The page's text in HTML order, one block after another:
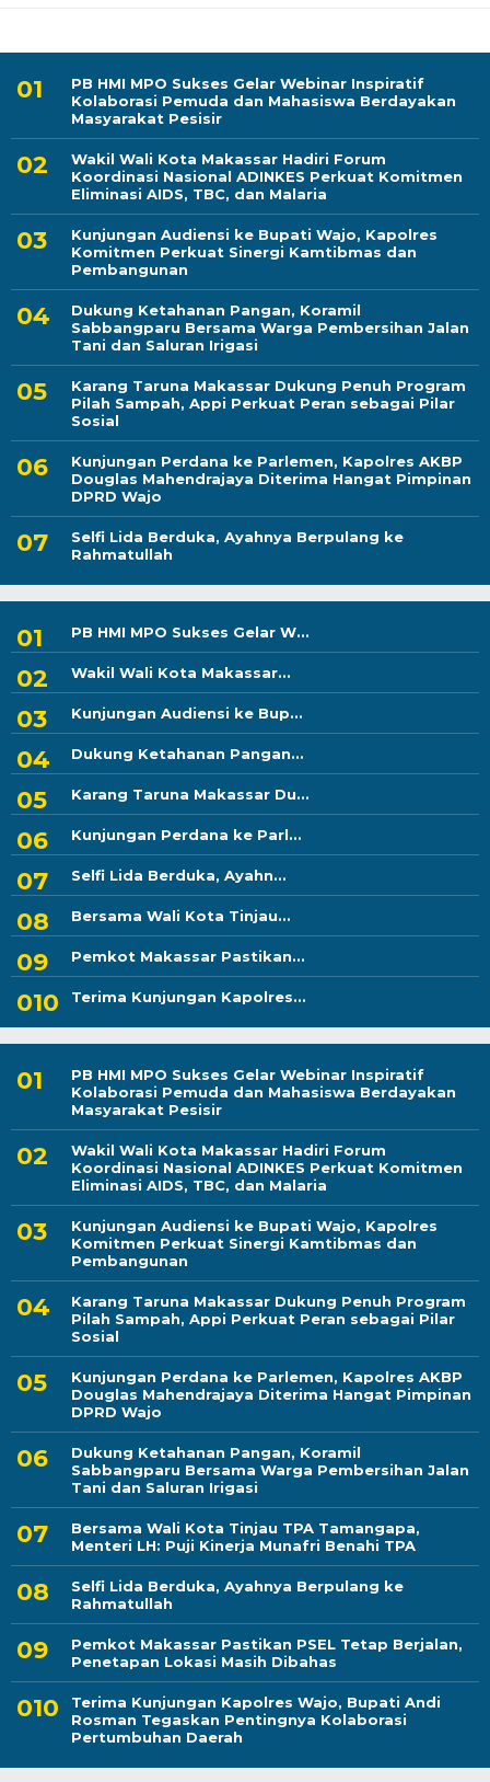
PB HMI MPO Sukses Gelar Webinar Inspiratif
Kolaborasi Pemuda dan Mahasiswa Berdayakan
Masyarakat Pesisir
Wakil Wali Kota Makassar Hadiri Forum
Koordinasi Nasional ADINKES Perkuat Komitmen
Eliminasi AIDS, TBC, dan Malaria
Kunjungan Audiensi ke Bupati Wajo, Kapolres
Komitmen Perkuat Sinergi Kamtibmas dan
Pembangunan
Dukung Ketahanan Pangan, Koramil
Sabbangparu Bersama Warga Pembersihan Jalan
Tani dan Saluran Irigasi
Karang Taruna Makassar Dukung Penuh Program
Pilah Sampah, Appi Perkuat Peran sebagai Pilar
Sosial
Kunjungan Perdana ke Parlemen, Kapolres AKBP
Douglas Mahendrajaya Diterima Hangat Pimpinan
DPRD Wajo
Selfi Lida Berduka, Ayahnya Berpulang ke
Rahmatullah
PB HMI MPO Sukses Gelar W...
Wakil Wali Kota Makassar...
Kunjungan Audiensi ke Bup...
Dukung Ketahanan Pangan...
Karang Taruna Makassar Du...
Kunjungan Perdana ke Parl...
Selfi Lida Berduka, Ayahn...
Bersama Wali Kota Tinjau...
Pemkot Makassar Pastikan...
Terima Kunjungan Kapolres...
PB HMI MPO Sukses Gelar Webinar Inspiratif
Kolaborasi Pemuda dan Mahasiswa Berdayakan
Masyarakat Pesisir
Wakil Wali Kota Makassar Hadiri Forum
Koordinasi Nasional ADINKES Perkuat Komitmen
Eliminasi AIDS, TBC, dan Malaria
Kunjungan Audiensi ke Bupati Wajo, Kapolres
Komitmen Perkuat Sinergi Kamtibmas dan
Pembangunan
Karang Taruna Makassar Dukung Penuh Program
Pilah Sampah, Appi Perkuat Peran sebagai Pilar
Sosial
Kunjungan Perdana ke Parlemen, Kapolres AKBP
Douglas Mahendrajaya Diterima Hangat Pimpinan
DPRD Wajo
Dukung Ketahanan Pangan, Koramil
Sabbangparu Bersama Warga Pembersihan Jalan
Tani dan Saluran Irigasi
Bersama Wali Kota Tinjau TPA Tamangapa,
Menteri LH: Puji Kinerja Munafri Benahi TPA
Selfi Lida Berduka, Ayahnya Berpulang ke
Rahmatullah
Pemkot Makassar Pastikan PSEL Tetap Berjalan,
Penetapan Lokasi Masih Dibahas
Terima Kunjungan Kapolres Wajo, Bupati Andi
Rosman Tegaskan Pentingnya Kolaborasi
Pertumbuhan Daerah